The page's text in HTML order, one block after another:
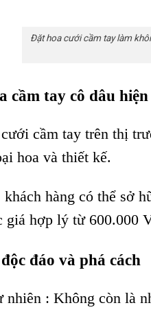
Đặt hoa cưới cầm tay làm
cầm tay cô dâu
cầm tay trên thị
hoa và thiết kế.
hàng có thể sở
giá hợp lý từ 600.000
đáo và phá cách
nhiên : Không còn là